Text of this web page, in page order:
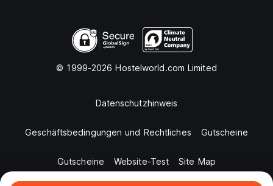
© 1999-2026 Hostelworld.com Limited
Datenschutzhinweis
Geschäftsbedingungen und Rechtliches Gutscheine
Gutscheine Website-Test Site Map